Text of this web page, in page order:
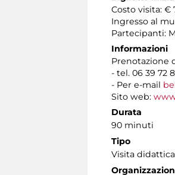
Costo visita: €
Ingresso al
Partecipanti:
Informazioni
Prenotazione
- tel. 06 39 72
- Per e-mail
Sito web:
Durata
90 minuti
Tipo
Visita didattica